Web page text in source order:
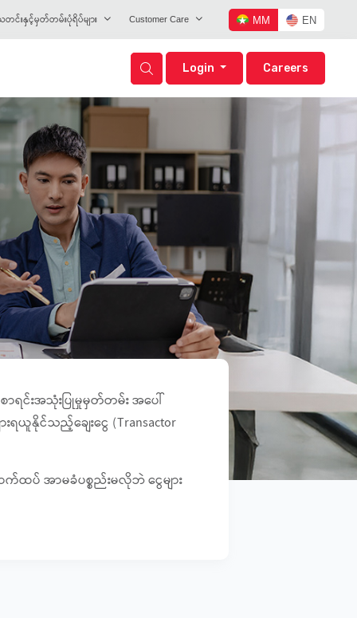
င်းနှင့်မှတ်တမ်းပုံရိပ်များ Customer Care MM EN
Login Careers
ာရင်းအသုံးပြုမှုမှတ်တမ်း အပေါ်
ရယူနိုင်သည့်ချေးငွေ (Transactor
ာက်ထပ် အာမခံပစ္စည်းမလိုဘဲ ငွေများ